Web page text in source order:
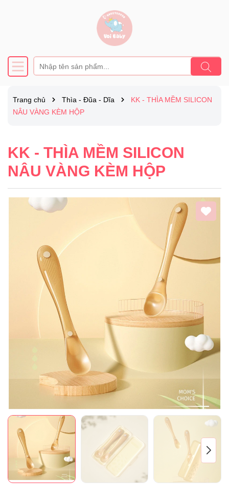
Trang chủ Thìa - Đũa - Dĩa
KK - THÌA MỀM SILICON
NÂU VÀNG KÈM HỘP
KK - THÌA MỀM SILICON
NÂU VÀNG KÈM HỘP
Mã giảm giá:
Điều kiện: